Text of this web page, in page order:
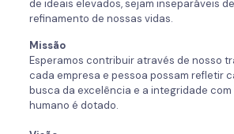
de ideais elevados, sejam inseparáveis
refinamento de nossas vidas.
Missão
Esperamos contribuir através de nosso
cada empresa e pessoa possam refletir
busca da excelência e a integridade
humano é dotado.